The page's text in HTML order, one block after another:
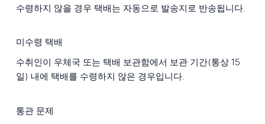
수령하지 않을 경우 택배는 자동으로 발송지로 반송됩니다.
미수령 택배
수취인이 우체국 또는 택배 보관함에서 보관 기간(통상 15
일) 내에 택배를 수령하지 않은 경우입니다.
통관 문제